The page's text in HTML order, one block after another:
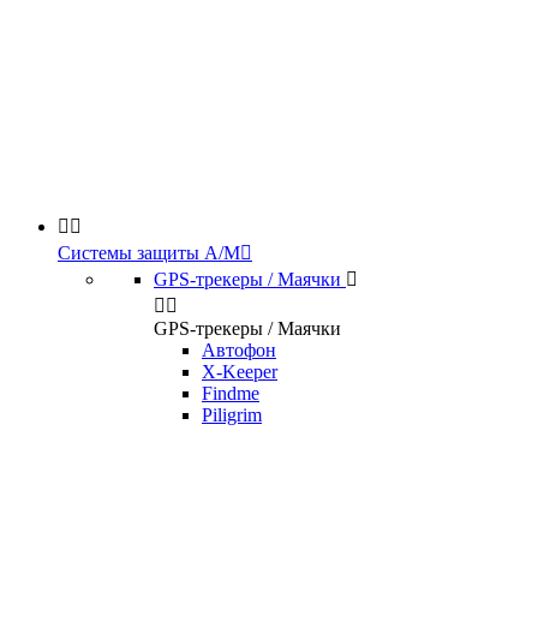
 
Системы защиты А/М
GPS-трекеры / Маячки 
 
GPS-трекеры / Маячки
Автофон
X-Keeper
Findme
Piligrim